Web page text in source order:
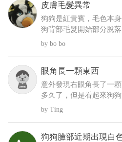
皮膚毛髮異常
狗狗是紅貴賓，毛色本
狗背部毛髮開始部分脫
人類的藥物(不知道會不
醫，但獸醫說這是正常
bo bo
眼角長一顆東西
意外發現右眼角長了一
多久了，但是看起來狗
眼淚等等之類的，想請
Ting
狗狗臉部近期出現白